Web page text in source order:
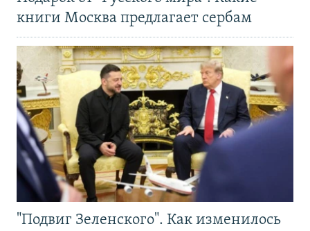
книги Москва предлагает сербам
"Подвиг Зеленского". Как изменилось